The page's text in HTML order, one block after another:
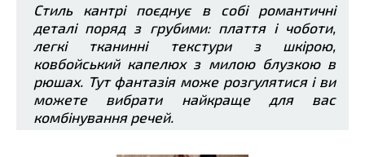
Стиль кантрі поєднує в собі романтичні
деталі поряд з грубими: плаття і чоботи,
легкі тканинні текстури з шкірою,
ковбойський капелюх з милою блузкою в
рюшах. Тут фантазія може розгулятися і ви
можете вибрати найкраще для вас
комбінування речей.